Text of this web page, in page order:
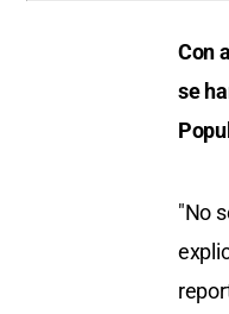
Con
se
"No